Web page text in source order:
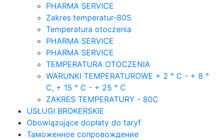
PHARMA SERVICE
Zakres temperatur-80S
Temperatura otoczenia
PHARMA SERVICE
PHARMA SERVICE
TEMPERATURA OTOCZENIA
WARUNKI TEMPERATUROWE + 2 ° C - + 8 °
C, + 15 ° C - + 25 ° C
ZAKRES TEMPERATURY - 80C
USŁUGI BROKERSKIE
Obowiązujące dopłaty do taryf
Таможенное сопровождение